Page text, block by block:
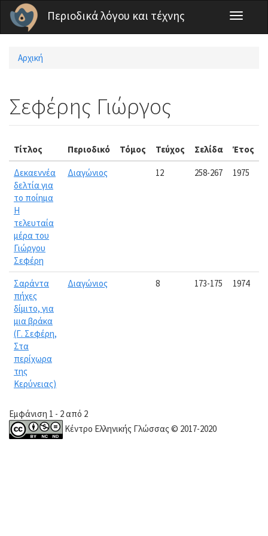
Παράκαμψη προς το κυρίως περιεχόμενο
Περιοδικά λόγου και τέχνης
Toggle
Είστε εδώ
Αρχική
Σεφέρης Γιώργος
Τίτλος Περιοδικό Τόμος Τεύχος Σελίδα Έτος
Δεκαεννέα
δελτία για
το ποίημα
Η
τελευταία
μέρα του
Γιώργου
Σεφέρη
Διαγώνιος 12 258-267 1975
Σαράντα
πήχες
δίμιτο, για
μια βράκα
(Γ. Σεφέρη,
Στα
περίχωρα
της
Κερύνειας)
Διαγώνιος 8 173-175 1974
Εμφάνιση 1 - 2 από 2
Κέντρο Ελληνικής Γλώσσας © 2017-2020